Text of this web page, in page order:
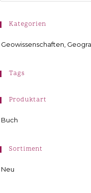
Kategorien
Geowissenschaften,
Tags
Produktart
Buch
Sortiment
Neu